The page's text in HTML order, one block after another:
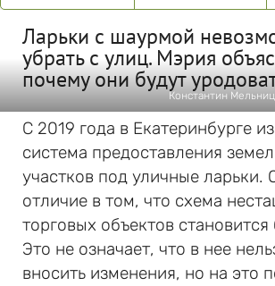
Ларьки с шаурмой
убрать с улиц. Мэрия
почему они будут
Константин
С 2019 года в Екатеринбурге
система предоставления
участков под уличные ларьки.
отличие в том, что схема
торговых объектов
Это не означает, что в нее
вносить изменения, но на это